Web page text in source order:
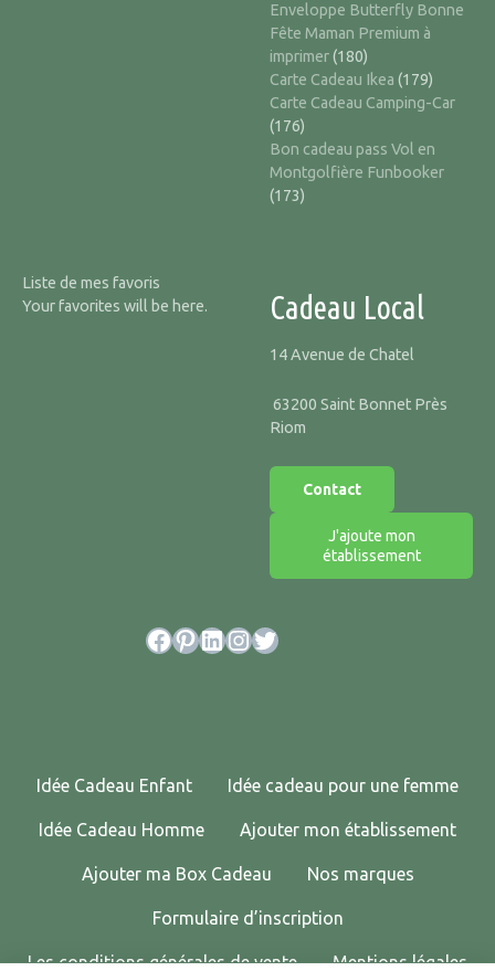
Enveloppe Butterfly Bonne
Fête Maman Premium à
imprimer(180)
Carte Cadeau Ikea (179)
Carte Cadeau Camping-Car
(176)
Bon cadeau pass Vol en
Montgolfière Funbooker
(173)
Liste de mes favoris
Your favorites will be here.
Cadeau Local
14 Avenue de Chatel
63200 Saint Bonnet Près
Riom
Contact
J'ajoute mon
établissement
Facebook Pinterest LinkedIn InstagramTwitter
Idée Cadeau Enfant Idée cadeau pour une femme
Idée Cadeau Homme Ajouter mon établissement
Ajouter ma Box Cadeau Nos marques
Formulaire d’inscription
Les conditions générales de vente Mentions légales